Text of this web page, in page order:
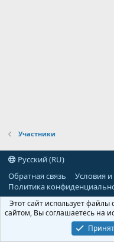
Участники
Русский (RU)
Обратная связь
Условия
Политика
Этот сайт использует
сайтом, Вы соглашаетесь на